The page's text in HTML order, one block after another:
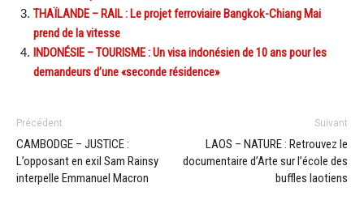
THAÏLANDE – RAIL : Le projet ferroviaire Bangkok-Chiang Mai
prend de la vitesse
INDONÉSIE – TOURISME : Un visa indonésien de 10 ans pour les
demandeurs d’une «seconde résidence»
Précédent
CAMBODGE – JUSTICE :
L’opposant en exil Sam Rainsy
interpelle Emmanuel Macron
Suivant
LAOS – NATURE : Retrouvez le
documentaire d’Arte sur l’école des
buffles laotiens